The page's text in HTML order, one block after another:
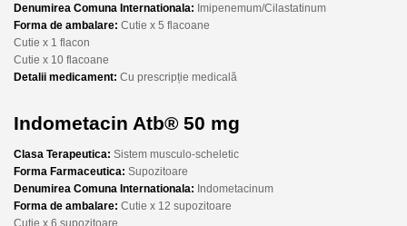
Denumirea Comuna Internationala: Imipenemum/Cilastatinum
Forma de ambalare: Cutie x 5 flacoane
Cutie x 1 flacon
Cutie x 10 flacoane
Detalii medicament: Cu prescripție medicală
Indometacin Atb® 50 mg
Clasa Terapeutica: Sistem musculo-scheletic
Forma Farmaceutica: Supozitoare
Denumirea Comuna Internationala: Indometacinum
Forma de ambalare: Cutie x 12 supozitoare
Cutie x 6 supozitoare